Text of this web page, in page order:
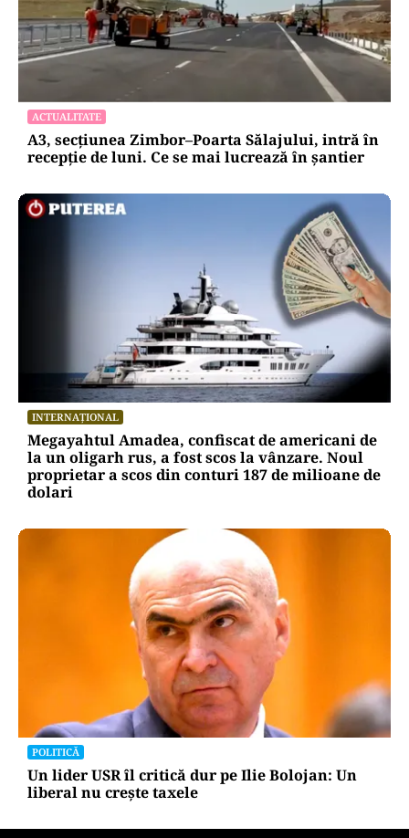
ACTUALITATE
A3, secțiunea Zimbor–Poarta Sălajului, intră în
recepție de luni. Ce se mai lucrează în șantier
INTERNAȚIONAL
Megayahtul Amadea, confiscat de americani de
la un oligarh rus, a fost scos la vânzare. Noul
proprietar a scos din conturi 187 de milioane de
dolari
POLITICĂ
Un lider USR îl critică dur pe Ilie Bolojan: Un
liberal nu crește taxele